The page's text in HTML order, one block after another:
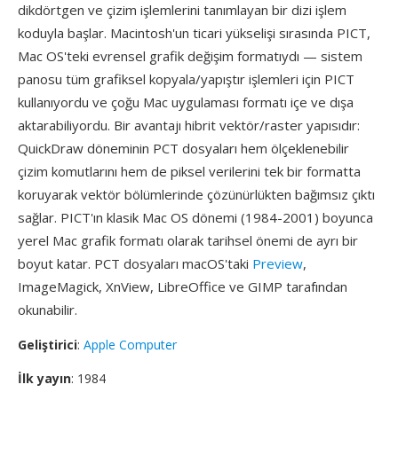
dikdörtgen ve çizim işlemlerini tanımlayan bir dizi işlem
koduyla başlar. Macintosh'un ticari yükselişi sırasında PICT,
Mac OS'teki evrensel grafik değişim formatıydı — sistem
panosu tüm grafiksel kopyala/yapıştır işlemleri için PICT
kullanıyordu ve çoğu Mac uygulaması formatı içe ve dışa
aktarabiliyordu. Bir avantajı hibrit vektör/raster yapısıdır:
QuickDraw döneminin PCT dosyaları hem ölçeklenebilir
çizim komutlarını hem de piksel verilerini tek bir formatta
koruyarak vektör bölümlerinde çözünürlükten bağımsız çıktı
sağlar. PICT'ın klasik Mac OS dönemi (1984-2001) boyunca
yerel Mac grafik formatı olarak tarihsel önemi de ayrı bir
boyut katar. PCT dosyaları macOS'taki Preview,
ImageMagick, XnView, LibreOffice ve GIMP tarafından
okunabilir.
Geliştirici: Apple Computer
İlk yayın: 1984